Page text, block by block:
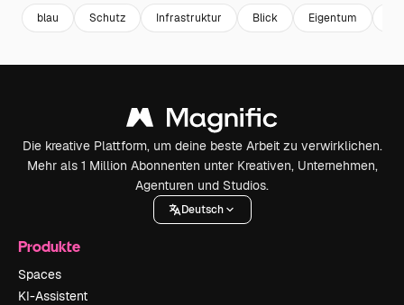
blau Schutz Infrastruktur Blick Eigentum
Die kreative Plattform, um deine beste Arbeit zu verwirklichen.
Mehr als 1 Million Abonnenten unter Kreativen, Unternehmen,
Agenturen und Studios.
Deutsch
Produkte
Spaces
KI-Assistent